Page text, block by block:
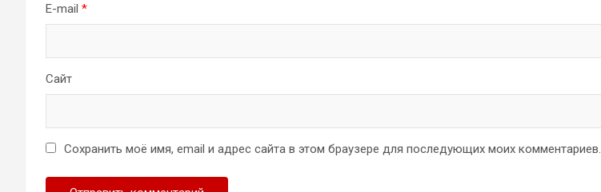
E-mail *
Сайт
Сохранить моё имя, email и адрес сайта в этом браузере для последующих моих комментариев.